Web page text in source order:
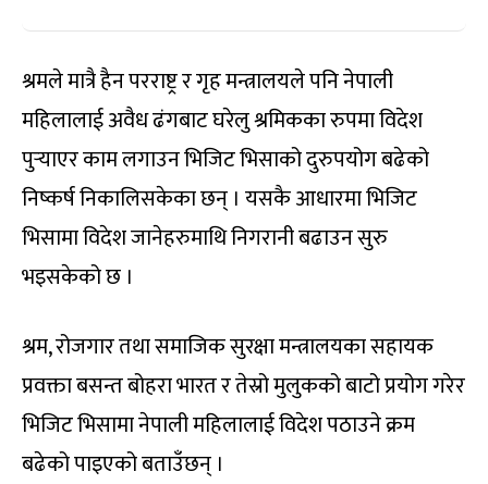
श्रमले मात्रै हैन परराष्ट्र र गृह मन्त्रालयले पनि नेपाली
महिलालाई अवैध ढंगबाट घरेलु श्रमिकका रुपमा विदेश
पुर्‍याएर काम लगाउन भिजिट भिसाको दुरुपयोग बढेको
निष्कर्ष निकालिसकेका छन् । यसकै आधारमा भिजिट
भिसामा विदेश जानेहरुमाथि निगरानी बढाउन सुरु
भइसकेको छ ।
श्रम, रोजगार तथा समाजिक सुरक्षा मन्त्रालयका सहायक
प्रवक्ता बसन्त बोहरा भारत र तेस्रो मुलुकको बाटो प्रयोग गरेर
भिजिट भिसामा नेपाली महिलालाई विदेश पठाउने क्रम
बढेको पाइएको बताउँछन् ।